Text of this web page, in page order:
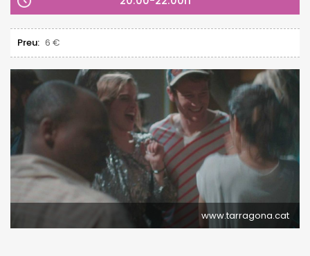
Preu: 6 €
www.tarragona.cat